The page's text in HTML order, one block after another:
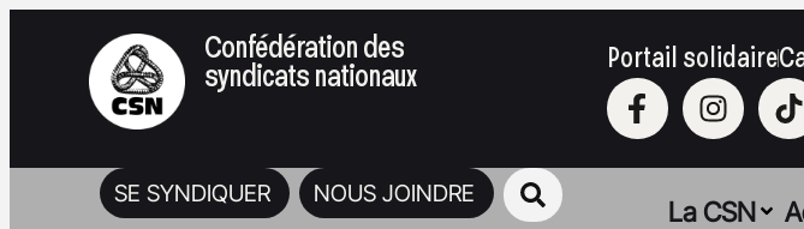
Confédération des
syndicats nationaux Portail solidaire
SE SYNDIQUER NOUS JOINDRE
La CSN